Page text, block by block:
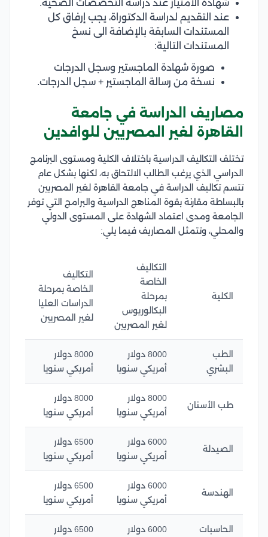
شهادة الامتياز عند دراسة التخصصات الصحية.
عند التقديم لدراسة الدكتوراة، يجب إرفاق كل
المستندات السابقة بالإضافة الى نسخ
المستندات التالية:
صورة شهادة الماجستير وسجل الدرجات
نسخة من رسالة الماجستير + سجل الدرجات.
مصاريف الدراسة في جامعة
القاهرة لغير المصريين للوافدين
تختلف التكاليف الدراسية باختلاف الكلية ومستوى البرنامج
الدراسي الذي يرغب الطالب الالتحاق به، لكنها بشكل عام
تتسم تكاليف الدراسة في جامعة القاهرة لغير المصريين
بالبساطة مقارنة بقوة المناهج الدراسية والبرامج التي توفر
الجامعة ومدى اعتماد الشهادة على المستوى الدولي
والمحلي، وتتمثل المصاريف فيما يلي:
الكلية
التكاليف
الخاصة
بمرحلة
البكالوريوس
لغير المصريين
التكاليف
الخاصة بمرحلة
الدراسات العليا
لغير المصريين
الطب
البشري
8000 دولار
أمريكي سنويا
8000 دولار
أمريكي سنويا
طب الأسنان
8000 دولار
أمريكي سنويا
8000 دولار
أمريكي سنويا
الصيدلة
6000 دولار
أمريكي سنويا
6500 دولار
أمريكي سنويا
الهندسة
6000 دولار
أمريكي سنويا
6500 دولار
أمريكي سنويا
الحاسبات 6000 دولار 6500 دولار